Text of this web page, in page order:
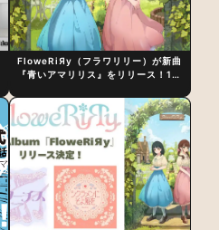
FloweRiЯy（フラワリリー）が新曲
『青いアマリリス』をリリース！1st